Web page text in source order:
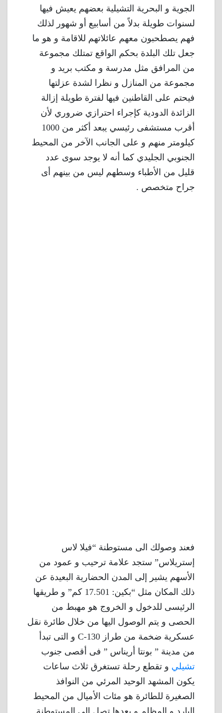
الجوية و البحرية التشيلية بعضهم يعيش فيها
لسنوات طويلة بدلاً من أسابيع أو شهور لذلك
فهم يصطحبون معهم عائلاتهم للاقامة و هو ما
جعل تلك البلدة بحكم الواقع تمتلك مجموعة
من المرافق مثل مدرسة و مكتب بريد و
مجموعة من المنازل و نظرا لشدة عزلتها
فيحتم على القاطنين فيها لفترة طويلة إزالة
الزائدة الدودية كإجراء احترازي ضروري لأن
أقرب مستشفى رئيسي يبعد أكثر من 1000
كيلومتر منهم و على الجانب الآخر من المحيط
الجنوبي الجليدي كما أنه لا يوجد سوى عدد
قليل من الأطباء وسطهم ليس من بينهم أى
جراح متخصص .
فعند وصولك الى مستوطنة “فيلا لاس
إستريلاس” ستجد علامة ترحيب و عمود من
الأسهم يشير إلى المدن الحضارية البعيدة عن
ذلك المكان مثل “بكين: 17.501 كم” و طريقها
الرئيسى للدخول و الخروج هو مهبط من
الحصى و يتم الوصول اليها من خلال طائرة نقل
عسكرية ضخمة من طراز C-130 و التى تبدأ
من مدينة ” بونتا أريناس ” فى أقصى جنوب
تشيلي و تقطع رحلة تستغرق ثلاث ساعات
يكون المشهد الوحيد المرئي من النوافذ
الصغيرة للطائرة هو مئات الأميال من المحيط